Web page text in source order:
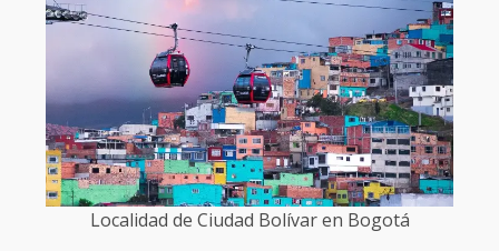
Localidad de Ciudad Bolívar en Bogotá